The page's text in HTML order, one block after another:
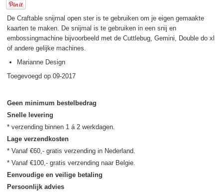
De Craftable snijmal open ster is te gebruiken om je eigen gemaakte
kaarten te maken. De snijmal is te gebruiken in een snij en
embossingmachine bijvoorbeeld met de Cuttlebug, Gemini, Double do xl
of andere gelijke machines.
Marianne Design
Toegevoegd op 09-2017
Geen minimum bestelbedrag
Snelle levering
Lage verzendkosten
* Vanaf €60,- gratis verzending in Nederland.
Eenvoudige en veilige betaling
Persoonlijk advies